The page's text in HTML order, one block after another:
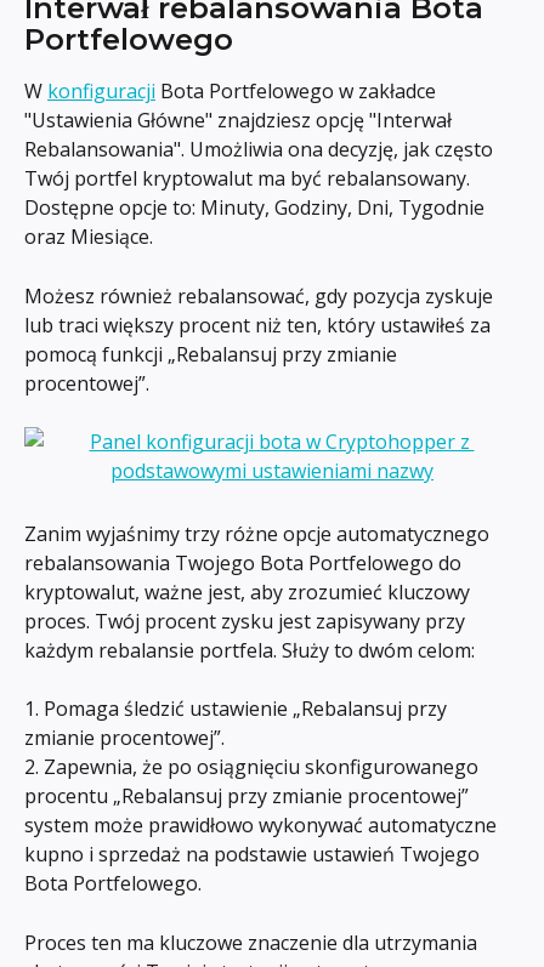
Interwał rebalansowania Bota
Portfelowego
W konfiguracji Bota Portfelowego w zakładce
"Ustawienia Główne" znajdziesz opcję "Interwał
Rebalansowania". Umożliwia ona decyzję, jak często
Twój portfel kryptowalut ma być rebalansowany.
Dostępne opcje to: Minuty, Godziny, Dni, Tygodnie
oraz Miesiące.
Możesz również rebalansować, gdy pozycja zyskuje
lub traci większy procent niż ten, który ustawiłeś za
pomocą funkcji „Rebalansuj przy zmianie
procentowej”.
Zanim wyjaśnimy trzy różne opcje automatycznego
rebalansowania Twojego Bota Portfelowego do
kryptowalut, ważne jest, aby zrozumieć kluczowy
proces. Twój procent zysku jest zapisywany przy
każdym rebalansie portfela. Służy to dwóm celom:
1. Pomaga śledzić ustawienie „Rebalansuj przy
zmianie procentowej”.
2. Zapewnia, że po osiągnięciu skonfigurowanego
procentu „Rebalansuj przy zmianie procentowej”
system może prawidłowo wykonywać automatyczne
kupno i sprzedaż na podstawie ustawień Twojego
Bota Portfelowego.
Proces ten ma kluczowe znaczenie dla utrzymania